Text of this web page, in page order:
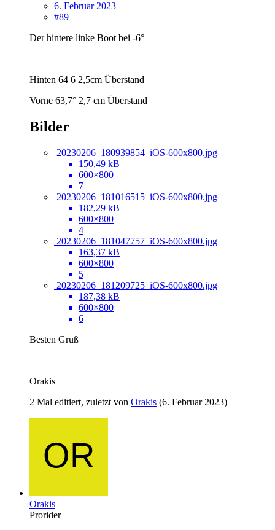
6. Februar 2023
#89
Der hintere linke Boot bei -6°
Hinten 64 6 2,5cm Überstand
Vorne 63,7° 2,7 cm Überstand
Bilder
20230206_180939854_iOS-600x800.jpg
150,49 kB
600×800
7
20230206_181016515_iOS-600x800.jpg
182,29 kB
600×800
4
20230206_181047757_iOS-600x800.jpg
163,37 kB
600×800
5
20230206_181209725_iOS-600x800.jpg
187,38 kB
600×800
6
Besten Gruß
Orakis
2 Mal editiert, zuletzt von Orakis (6. Februar 2023)
Orakis
Prorider